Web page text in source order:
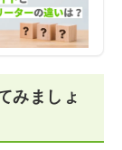
みましょ